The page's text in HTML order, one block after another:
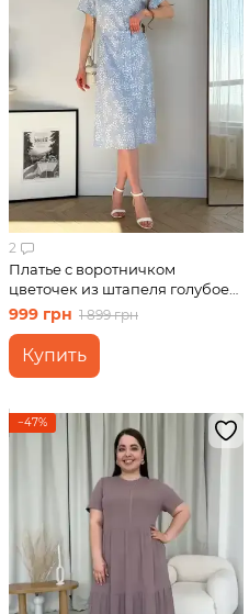
2
Платье с воротничком
цветочек из штапеля голубое
Merlini Тарпи 700002222
размер 2XL-3XL
999 грн 1 899 грн
Купить
−47%